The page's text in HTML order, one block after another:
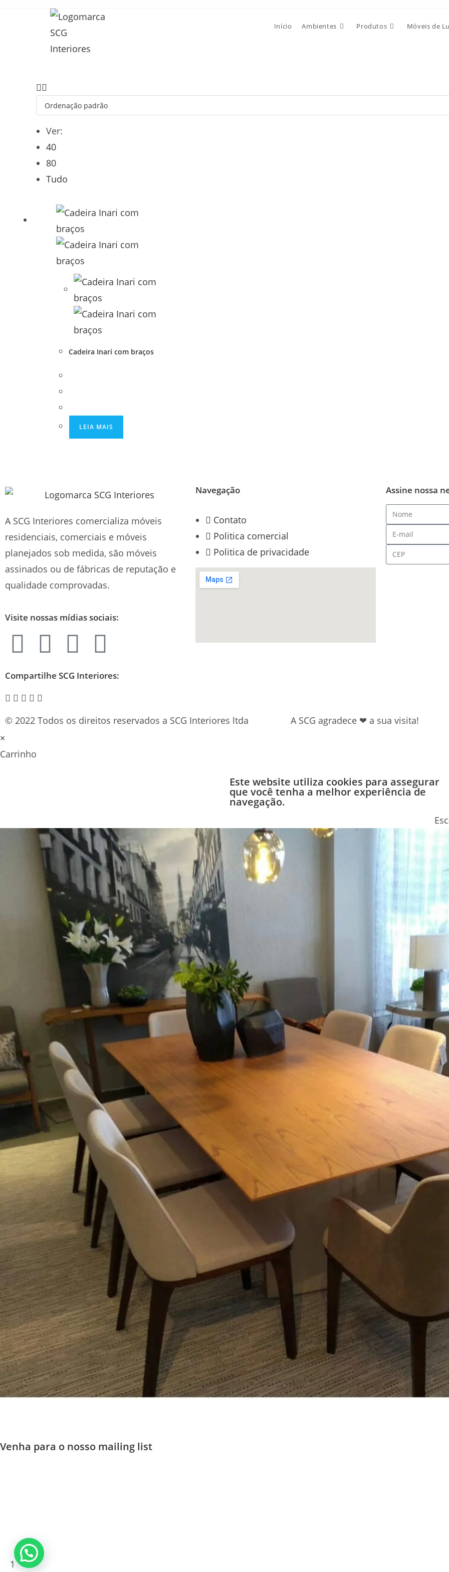
Início Ambientes Produtos Móveis de
Ver:
40
80
Tudo
Cadeira Inari com braços
LEIA MAIS
A SCG Interiores comercializa móveis
residenciais, comerciais e móveis
planejados sob medida, são móveis
assinados ou de fábricas de reputação e
qualidade comprovadas.
Visite nossas mídias sociais:
Compartilhe SCG Interiores:
Navegação
Contato
Politica comercial
Politica de privacidade
Assine nossa
© 2022 Todos os direitos reservados a SCG Interiores ltda
A SCG agradece ❤ a sua visita!
×
Carrinho
Este website utiliza cookies para assegurar
que você tenha a melhor experiência de
navegação.
Venha para o nosso mailing list
1